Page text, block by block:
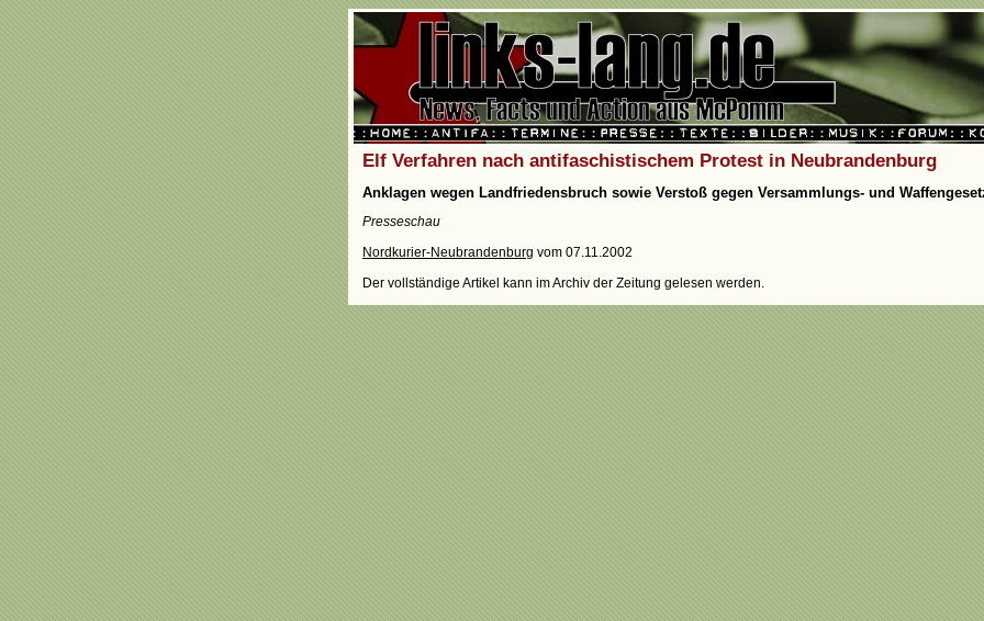
Elf Verfahren nach antifaschistischem Protest in Neubrandenburg
Anklagen wegen Landfriedensbruch sowie Verstoß gegen Versammlungs- und
Presseschau
Nordkurier-Neubrandenburg vom 07.11.2002
Der vollständige Artikel kann im Archiv der Zeitung gelesen werden.